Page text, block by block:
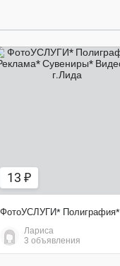
13 ₽
Лариса
3 объявления